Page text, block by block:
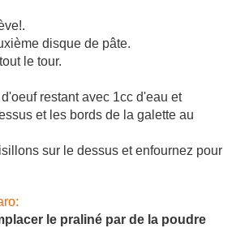
disque de pâte.
le tour.
restant avec 1cc d'eau et
et les bords de la galette au
sur le dessus et enfournez pour
le praliné par de la poudre